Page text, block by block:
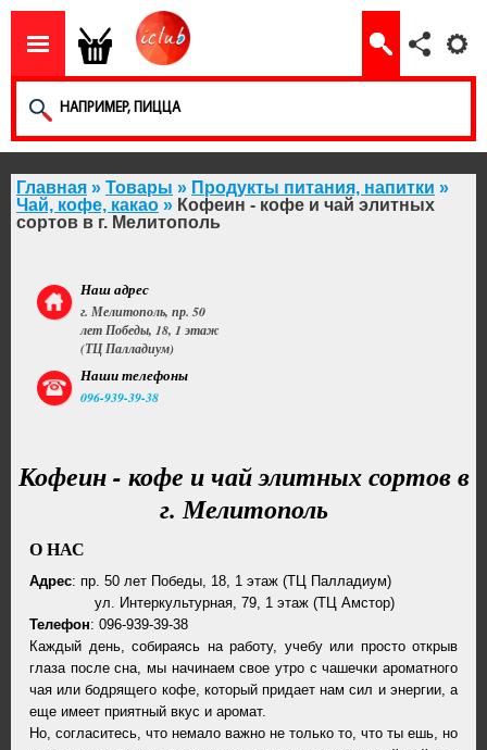
Главная » Товары » Продукты питания, напитки »
Чай, кофе, какао » Кофеин - кофе и чай элитных
сортов в г. Мелитополь
Наш адрес
г. Мелитополь, пр. 50
лет Победы, 18, 1 этаж
(ТЦ Палладиум)
Наши телефоны
096-939-39-38
Кофеин - кофе и чай элитных сортов в
г. Мелитополь
О НАС
Адрес: пр. 50 лет Победы, 18, 1 этаж (ТЦ Палладиум)
ул. Интеркультурная, 79, 1 этаж (ТЦ Амстор)
Телефон: 096-939-39-38
Каждый день, собираясь на работу, учебу или просто открыв
глаза после сна, мы начинаем свое утро с чашечки ароматного
чая или бодрящего кофе, который придает нам сил и энергии, а
еще имеет приятный вкус и аромат.
Но, согласитесь, что немало важно не только то, что ты ешь, но